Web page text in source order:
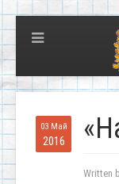
03 Май
2016
Written